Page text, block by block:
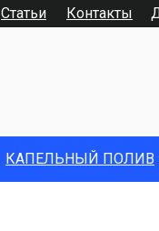
Контакты
Статьи
КАПЕЛЬНЫЙ ПОЛИВ